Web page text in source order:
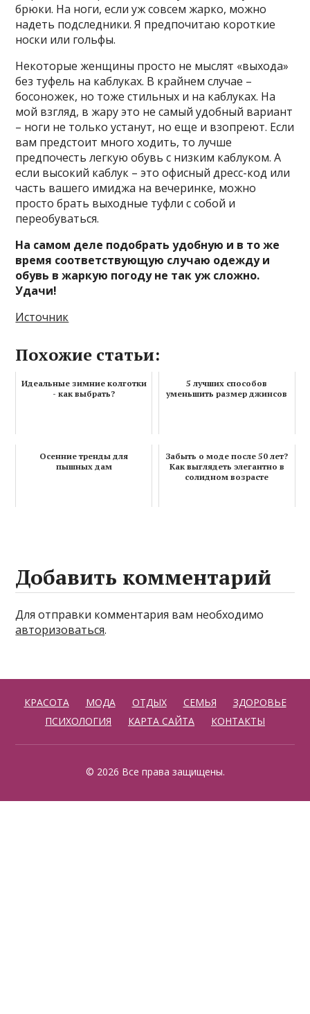
брюки. На ноги, если уж совсем жарко, можно
надеть подследники. Я предпочитаю короткие
носки или гольфы.
Некоторые женщины просто не мыслят «выхода»
без туфель на каблуках. В крайнем случае –
босоножек, но тоже стильных и на каблуках. На
мой взгляд, в жару это не самый удобный вариант
– ноги не только устанут, но еще и взопреют. Если
вам предстоит много ходить, то лучше
предпочесть легкую обувь с низким каблуком. А
если высокий каблук – это офисный дресс-код или
часть вашего имиджа на вечеринке, можно
просто брать выходные туфли с собой и
переобуваться.
На самом деле подобрать удобную и в то же
время соответствующую случаю одежду и
обувь в жаркую погоду не так уж сложно.
Удачи!
Источник
Похожие статьи:
Идеальные зимние колготки
- как выбрать?
5 лучших способов
уменьшить размер джинсов
Осенние тренды для
пышных дам
Забыть о моде после 50 лет?
Как выглядеть элегантно в
солидном возрасте
Добавить комментарий
Для отправки комментария вам необходимо
авторизоваться.
КРАСОТА МОДА ОТДЫХ СЕМЬЯ
ЗДОРОВЬЕ
ПСИХОЛОГИЯ
КАРТА САЙТА КОНТАКТЫ
© 2026 Все права защищены.